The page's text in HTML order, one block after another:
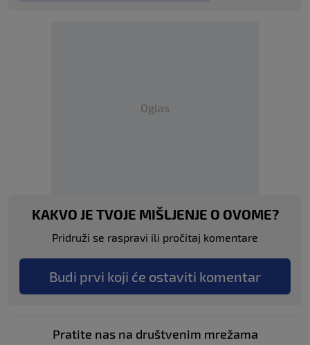
Oglas
KAKVO JE TVOJE MIŠLJENJE O OVOME?
Pridruži se raspravi ili pročitaj komentare
Budi prvi koji će ostaviti komentar
Pratite nas na društvenim mrežama